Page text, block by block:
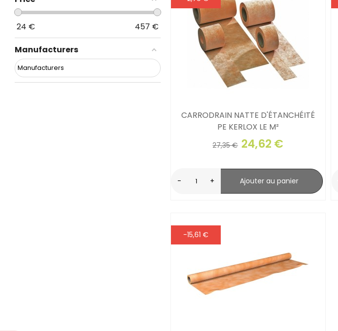
24 € 457 €
Manufacturers
CARRODRAIN NATTE D'ÉTANCHÉITÉ
PE KERLOX LE M²
27,35 € 24,62 €
- + Ajouter au panier
-15,61 €